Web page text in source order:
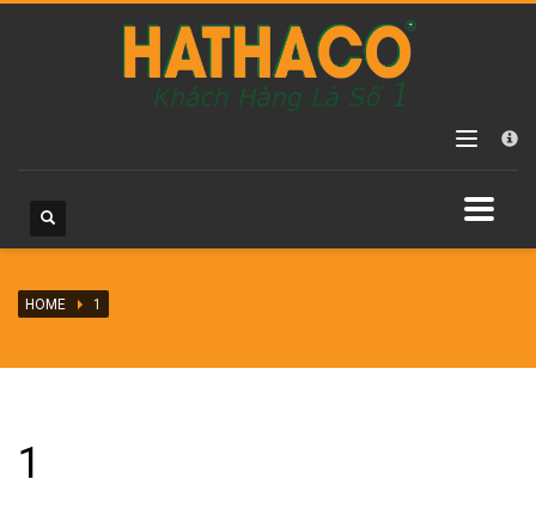
Các danh mục sản phẩm
Máy hàn ống PPR
HOME 1
1